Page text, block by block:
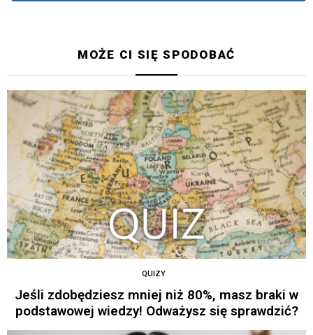
MOŻE CI SIĘ SPODOBAĆ
QUIZY
Jeśli zdobędziesz mniej niż 80%, masz braki w
podstawowej wiedzy! Odważysz się sprawdzić?